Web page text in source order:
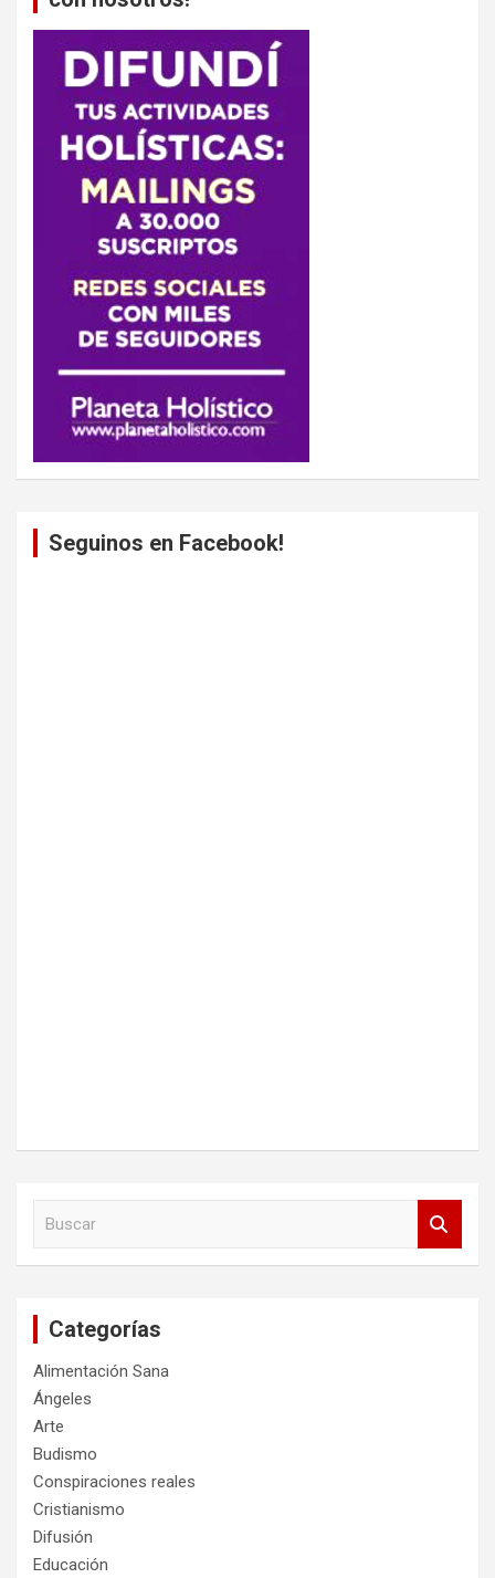
Seguinos en Facebook!
Categorías
Alimentación Sana
Ángeles
Arte
Budismo
Conspiraciones reales
Cristianismo
Difusión
Educación